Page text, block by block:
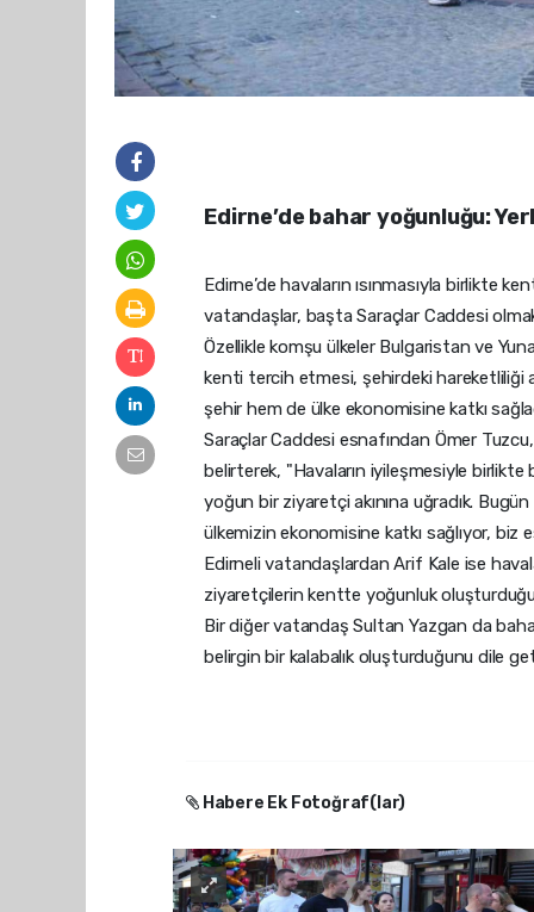
Edirne’de bahar yoğunluğu:
Edirne’de havaların ısınmasıyla birlikte
vatandaşlar, başta Saraçlar Caddesi
Özellikle komşu ülkeler Bulgaristan ve
kenti tercih etmesi, şehirdeki hareketliliği
şehir hem de ülke ekonomisine katkı
Saraçlar Caddesi esnafından Ömer
belirterek, "Havaların iyileşmesiyle
yoğun bir ziyaretçi akınına uğradık.
ülkemizin ekonomisine katkı sağlıyor, biz
Edirneli vatandaşlardan Arif Kale ise
ziyaretçilerin kentte yoğunluk
Bir diğer vatandaş Sultan Yazgan da
belirgin bir kalabalık oluşturduğunu dile
Habere Ek Fotoğraf(lar)